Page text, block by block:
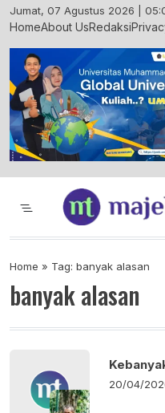
Skip
to
Jumat, 07 Agustus 2026 |
HomeAbout UsRedaksi
Majelis Tabligh
Syiar
Home » Tag: banyak alasan
banyak alasan
20/04/